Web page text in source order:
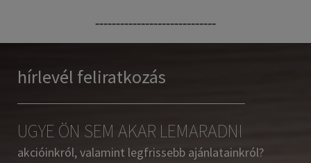
-----------------------------
hírlevél feliratkozás
UGYE ÖN SEM AKAR LEMARADNI
akcióinkról, valamint legfrissebb ajánlatainkról?